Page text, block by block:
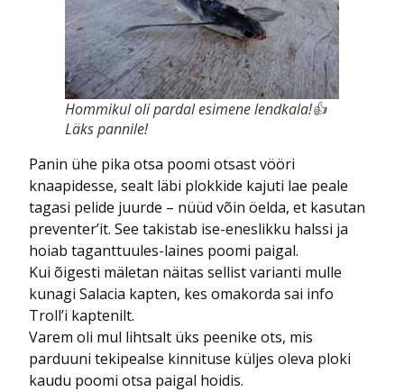
Hommikul oli pardal esimene lendkala!👍
Läks pannile!
Panin ühe pika otsa poomi otsast vööri
knaapidesse, sealt läbi plokkide kajuti lae peale
tagasi pelide juurde – nüüd võin öelda, et kasutan
preventer’it. See takistab ise-eneslikku halssi ja
hoiab taganttuules-laines poomi paigal.
Kui õigesti mäletan näitas sellist varianti mulle
kunagi Salacia kapten, kes omakorda sai info
Troll’i kaptenilt.
Varem oli mul lihtsalt üks peenike ots, mis
parduuni tekipealse kinnituse küljes oleva ploki
kaudu poomi otsa paigal hoidis.